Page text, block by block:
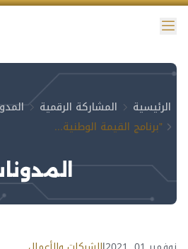
الوصول
الرئيسية المشاركة الرقمية
"برنامج القيمة الوطنية المضافة": التطبيق على المستوى الاتحادي يعزز أداء قطاع الصناعة ويحفز الموردين